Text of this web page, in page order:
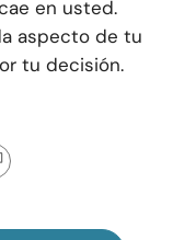
en usted.
aspecto de tu
tu decisión.